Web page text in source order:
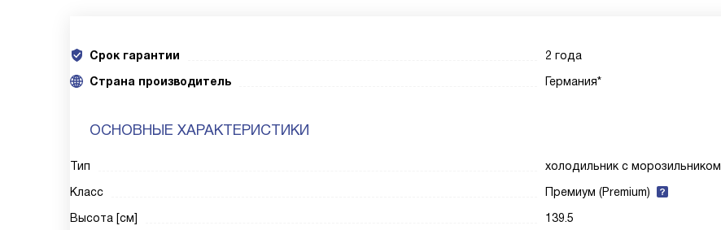
Срок гарантии
2 года
Cтрана производитель
Германия*
ОСНОВНЫЕ ХАРАКТЕРИСТИКИ
Тип
холодильник с морозильником
Класс
Премиум (Premium)
Высота [см]
139.5